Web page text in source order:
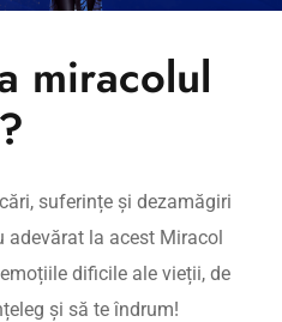
miracolul
suferințe și dezamăgiri
adevărat la acest Miracol
dificile ale vieții, de
și să te îndrum!